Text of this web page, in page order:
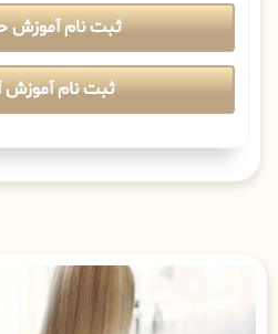
ثبت نام آموزش
ثبت نام آموزش